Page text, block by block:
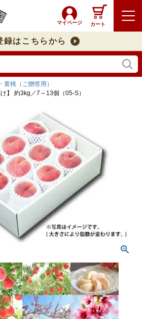
マイページ カート
録はこちらから
黄桃（ご贈答用）
】 約3kg／7～13個（05-S）